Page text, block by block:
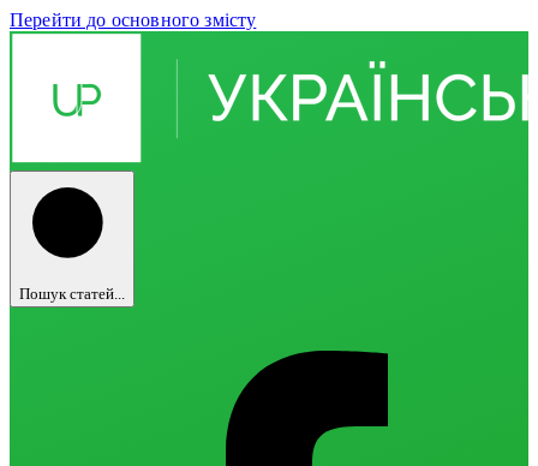
Перейти до основного змісту
Пошук статей...